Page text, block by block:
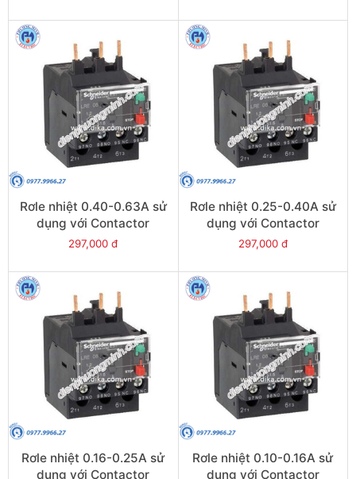
Rơle nhiệt 0.40-0.63A sử
dụng với Contactor
LC1E06-E38 - Model
297,000 đ
Rơle nhiệt 0.25-0.40A sử
dụng với Contactor
LC1E06-E38 - Model
297,000 đ
Rơle nhiệt 0.16-0.25A sử
dụng với Contactor
Rơle nhiệt 0.10-0.16A sử
dụng với Contactor